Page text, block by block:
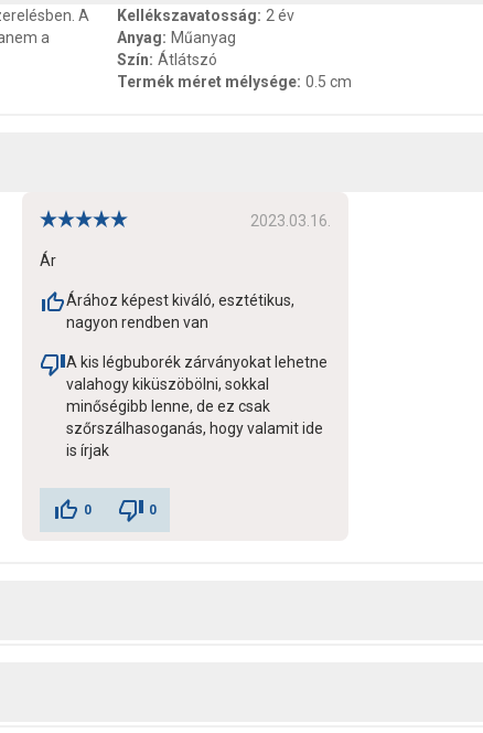
A
a
Kellékszavatosság: 2 év
Anyag: Műanyag
Szín: Átlátszó
Termék méret mélysége: 0.5 cm
2023.03.16.
Ár
Árához képest kiváló, esztétikus,
nagyon rendben van
A kis légbuborék zárványokat lehetne
valahogy kiküszöbölni, sokkal
minőségibb lenne, de ez csak
szőrszálhasoganás, hogy valamit ide
is írjak
0 0